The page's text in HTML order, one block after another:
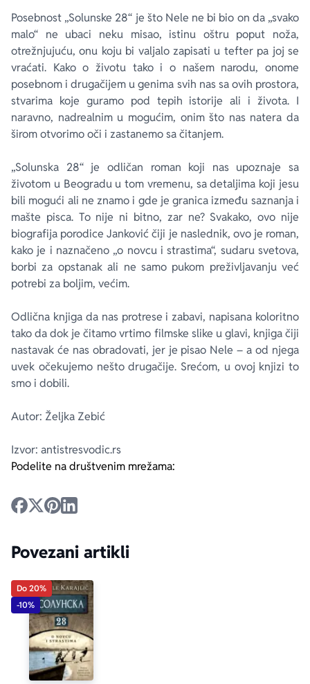
Posebnost „Solunske 28“ je što Nele ne bi bio on da „svako
malo“ ne ubaci neku misao, istinu oštru poput noža,
otrežnjujuću, onu koju bi valjalo zapisati u tefter pa joj se
vraćati. Kako o životu tako i o našem narodu, onome
posebnom i drugačijem u genima svih nas sa ovih prostora,
stvarima koje guramo pod tepih istorije ali i života. I
naravno, nadrealnim u mogućim, onim što nas natera da
širom otvorimo oči i zastanemo sa čitanjem.
„Solunska 28“ je odličan roman koji nas upoznaje sa
životom u Beogradu u tom vremenu, sa detaljima koji jesu
bili mogući ali ne znamo i gde je granica između saznanja i
mašte pisca. To nije ni bitno, zar ne? Svakako, ovo nije
biografija porodice Janković čiji je naslednik, ovo je roman,
kako je i naznačeno „o novcu i strastima“, sudaru svetova,
borbi za opstanak ali ne samo pukom preživljavanju već
potrebi za boljim, većim.
Odlična knjiga da nas protrese i zabavi, napisana koloritno
tako da dok je čitamo vrtimo filmske slike u glavi, knjiga čiji
nastavak će nas obradovati, jer je pisao Nele – a od njega
uvek očekujemo nešto drugačije. Srećom, u ovoj knjizi to
smo i dobili.
Autor: Željka Zebić
Izvor: antistresvodic.rs
Podelite na društvenim mrežama:
Povezani artikli
Do 20%
-10%